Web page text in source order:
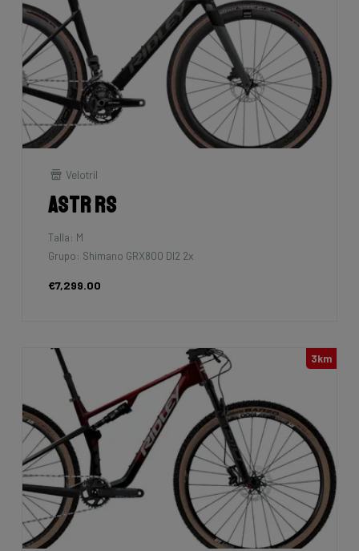
Velotril
Astr RS
Talla: M
Grupo: Shimano GRX800 DI2 2x
€7,299.00
3km